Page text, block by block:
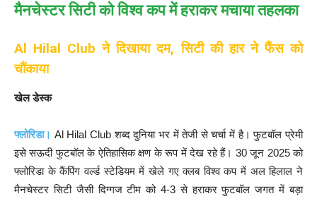
मैनचेस्टर सिटी को विश्व कप में हराकर मचाया तहलका
Al Hilal Club ने दिखाया दम, सिटी की हार ने फैंस को
चौंकाया
खेल डेस्क
फ्लोरिडा। Al Hilal Club शब्द दुनिया भर में तेजी से चर्चा में है। फुटबॉल प्रेमी
इसे सऊदी फुटबॉल के ऐतिहासिक क्षण के रूप में देख रहे हैं। 30 जून 2025 को
फ्लोरिडा के कैंपिंग वर्ल्ड स्टेडियम में खेले गए क्लब विश्व कप में अल हिलाल ने
मैनचेस्टर सिटी जैसी दिग्गज टीम को 4-3 से हराकर फुटबॉल जगत में बड़ा